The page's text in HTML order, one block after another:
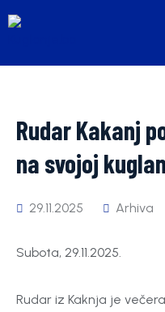
Rudar Kakanj
na svojoj
29.11.2025 Arhiva
Subota, 29.11.2025.
Rudar iz Kaknja je